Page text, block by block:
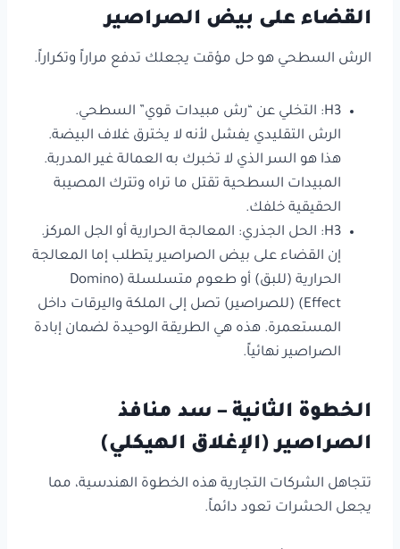
القضاء على بيض الصراصير
الرش السطحي هو حل مؤقت يجعلك تدفع مراراً وتكراراً.
H3: التخلي عن “رش مبيدات قوي” السطحي.
الرش التقليدي يفشل لأنه لا يخترق غلاف البيضة.
هذا هو السر الذي لا تخبرك به العمالة غير المدربة.
المبيدات السطحية تقتل ما تراه وتترك المصيبة
الحقيقية خلفك.
H3: الحل الجذري: المعالجة الحرارية أو الجل المركز.
إن القضاء على بيض الصراصير يتطلب إما المعالجة
الحرارية (للبق) أو طعوم متسلسلة (Domino
Effect) (للصراصير) تصل إلى الملكة واليرقات داخل
المستعمرة. هذه هي الطريقة الوحيدة لضمان إبادة
الصراصير نهائياً.
الخطوة الثانية – سد منافذ
الصراصير (الإغلاق الهيكلي)
تتجاهل الشركات التجارية هذه الخطوة الهندسية، مما
يجعل الحشرات تعود دائماً.